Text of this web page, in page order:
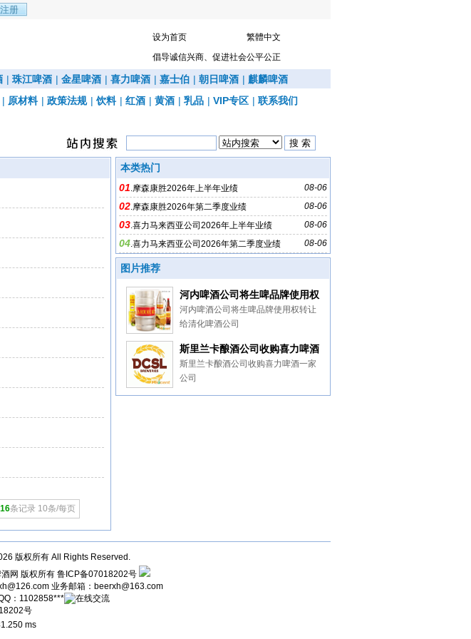
设为首页
繁體中文
倡导诚信兴商、促进社会公平公正
| 珠江啤酒 | 金星啤酒 | 喜力啤酒 | 嘉士伯 | 朝日啤酒 | 麒麟啤酒
| 原材料 | 政策法规 | 饮料 | 红酒 | 黄酒 | 乳品 | VIP专区 | 联系我们
条记录 10条/每页
本类热门
08-06
01.摩森康胜2026年上半年业绩
08-06
02.摩森康胜2026年第二季度业绩
08-06
03.喜力马来西亚公司2026年上半年业绩
08-06
04.喜力马来西亚公司2026年第二季度业绩
图片推荐
河内啤酒公司将生啤品牌使用权
转让给清化啤酒公司
河内啤酒公司将生啤品牌使用权转让
给清化啤酒公司
斯里兰卡酿酒公司收购喜力啤酒
一家公司
斯里兰卡酿酒公司收购喜力啤酒一家
公司
版权所有 All Rights Reserved.
网 版权所有 鲁ICP备07018202号
业务邮箱： beerxh@163.com
： 1102858***
号
ms